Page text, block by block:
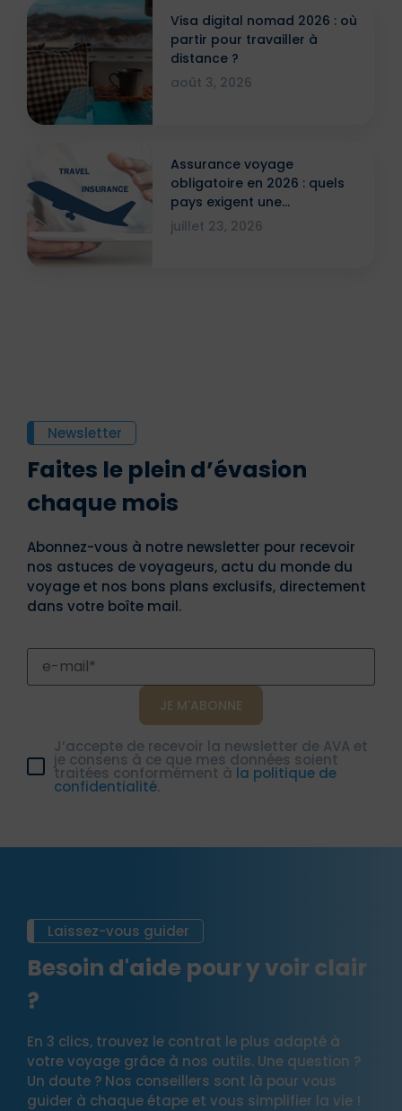
Visa digital nomad 2026 : où
partir pour travailler à
distance ?
août 3, 2026
Assurance voyage
obligatoire en 2026 : quels
pays exigent une
attestation ?
juillet 23, 2026
Newsletter
Faites le plein d’évasion
chaque mois
Abonnez-vous à notre newsletter pour recevoir
nos astuces de voyageurs, actu du monde du
voyage et nos bons plans exclusifs, directement
dans votre boîte mail.
J’accepte de recevoir la newsletter de AVA et
je consens à ce que mes données soient
traitées conformément à la politique de
confidentialité.
Laissez-vous guider
Besoin d'aide pour y voir clair
?
En 3 clics, trouvez le contrat le plus adapté à
votre voyage grâce à nos outils. Une question ?
Un doute ? Nos conseillers sont là pour vous
guider à chaque étape et vous simplifier la vie !